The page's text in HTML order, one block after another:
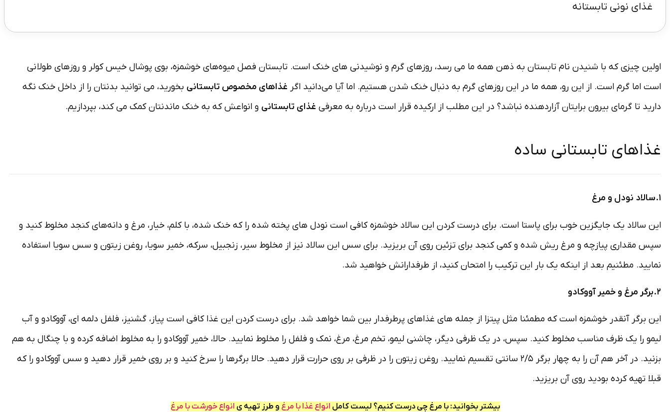
غذای نونی تابستانه
اولین چیزی که با شنیدن نام تابستان به ذهن همه ما می رسد، روزهای گرم و نوشیدنی های خنک است. تابستان فصل میوه‌های خوشمزه، بوی پوشال خیس کولر و روزهای طولانی
است اما گرم است. از این رو، همه ما در این روزهای گرم به دنبال خنک شدن هستیم. اما آیا می‌دانید اگر غذاهای مخصوص تابستانی بخورید، می توانید بدنتان را از داخل خنک نگه
دارید تا گرمای بیرون برایتان آزاردهنده نباشد؟ در این مطلب از ارکیده قرار است درباره‌ به معرفی غذای تابستانی و انواعش که به خنک ماندنتان کمک می کند، بپردازیم.
غذاهای تابستانی ساده
۱.سالاد نودل و مرغ
این سالاد یک جایگزین خوب برای پاستا است. برای درست کردن این سالاد خوشمزه کافی است نودل‌‌‌ های پخته شده را که خنک شده، با کلم، خیار، مرغ و دانه‌‌‌های کنجد مخلوط کنید و
سپس مقداری پیازچه و مرغ ریش شده و کمی کنجد برای تزئین روی آن بریزید. برای سس این سالاد نیز ‌‌از مخلوط سیر، زنجبیل، سرکه، خمیر سویا، روغن زیتون و سس سویا استفاده
نمایید. مطئنیم بعد از اینکه یک بار این ترکیب را امتحان کنید، از طرفدارانش خواهید شد.
۲.برگر مرغ و خمیر آووکادو
این برگر آنقدر خوشمزه است که مطمئنا مثل پیتزا از جمله های غذاهای پرطرفدار بین شما خواهد شد. برای درست کردن این غذا کافی است پیاز، گشنیز، فلفل دلمه ای، آووکادو و آب
لیمو را یک ظرف مناسب مخلوط کنید. سپس، در یک ظرفی دیگر، چاشنی لیمو، تخم مرغ، مرغ، نمک و فلفل را مخلوط نمایید. حالا، خمیر آووکادو را به مخلوط اضافه کرده و با چنگال به هم
بزنید. در آخر هم آن را به چهار برگر ۲/۵ سانتی تقسیم نمایید. روغن زیتون را در ظرفی بر روی حرارت قرار دهید. حالا برگرها را سرخ کنید و بر روی خمیر قرار دهید و سس آووکادو را که
قبلا تهیه کرده بودید روی آن بریزید.
بیشتر بخوانید: با مرغ چی درست کنیم؟ لیست کامل انواع غذا با مرغ و طرز تهیه ی انواع خورشت با مرغ